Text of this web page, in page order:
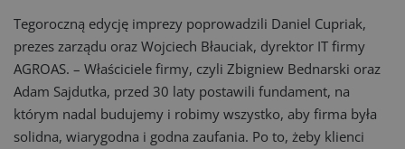
Tegoroczną edycję imprezy poprowadzili Daniel Cupriak,
prezes zarządu oraz Wojciech Błauciak, dyrektor IT firmy
AGROAS. – Właściciele firmy, czyli Zbigniew Bednarski oraz
Adam Sajdutka, przed 30 laty postawili fundament, na
którym nadal budujemy i robimy wszystko, aby firma była
solidna, wiarygodna i godna zaufania. Po to, żeby klienci